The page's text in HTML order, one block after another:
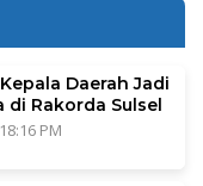
Daerah Jadi
di Rakorda Sulsel
PM